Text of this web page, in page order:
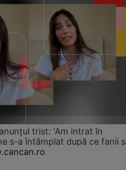
trist: 'Am intrat în
s-a întâmplat după ce fanii